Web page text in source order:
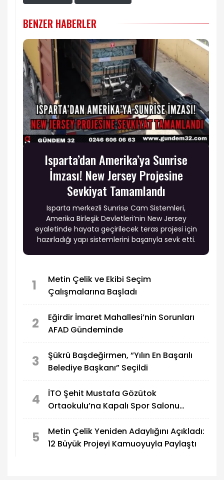
BENZER HABERLER
Isparta’dan Amerika’ya Sunrise
İmzası! New Jersey Projesine
Sevkiyat Tamamlandı
Isparta merkezli Sunrise Cam Sistemleri,
Amerika Birleşik Devletleri’nin New Jersey
eyaletinde hayata geçirilecek teras projesi için
hazırladığı yapı sistemlerini başarıyla sevk etti.
1
Metin Çelik ve Ekibi Seçim
Çalışmalarına Başladı
2
Eğirdir İmaret Mahallesi’nin Sorunları
AFAD Gündeminde
3
Şükrü Başdeğirmen, “Yılın En Başarılı
Belediye Başkanı” Seçildi
4
İTO Şehit Mustafa Gözütok
Ortaokulu’na Kapalı Spor Salonu
5
Metin Çelik Yeniden Adaylığını Açıkladı:
12 Büyük Projeyi Kamuoyuyla Paylaştı